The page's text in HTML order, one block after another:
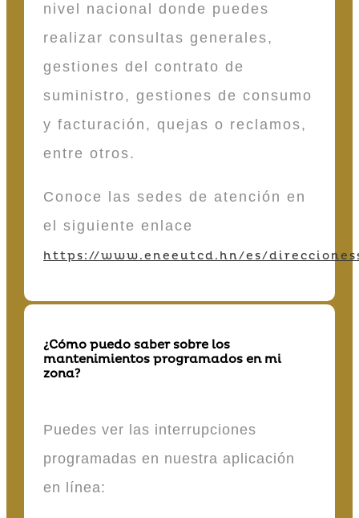
nivel nacional donde puedes
realizar consultas generales,
gestiones del contrato de
suministro, gestiones de consumo
y facturación, quejas o reclamos,
entre otros.
Conoce las sedes de atención en
el siguiente enlace
https://www.eneeutcd.hn/es/
¿Cómo puedo saber sobre los
mantenimientos programados en mi
zona?
Puedes ver las interrupciones
programadas en nuestra aplicación
en línea: